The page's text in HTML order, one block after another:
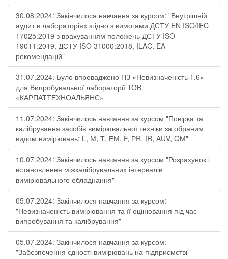
30.08.2024: Закінчилося навчання за курсом: "Внутрішній
аудит в лабораторіях згідно з вимогами ДСТУ EN ISO/IEC
17025:2019 з врахуванням положень ДСТУ ISO
19011:2019, ДСТУ ISO 31000:2018, ILAC, EA -
рекомендацій"
31.07.2024: Було впроваджено ПЗ «Невизначеність 1.6»
для Випробувальної лабораторії ТОВ
«КАРПАТТЕХНОАЛЬЯНС»
11.07.2024: Закінчилось навчання за курсом "Повірка та
калібрування засобів вимірювальної техніки за обраним
видом вимірювань: L, М, Т, ЕМ, F, РR, ІR, АUV, QМ"
10.07.2024: Закінчилось навчання за курсом "Розрахунок і
встановлення міжкалібрувальних інтервалів
вимірювального обладнання"
05.07.2024: Закінчилося навчання за курсом:
"Невизначеність вимірювання та її оцінювання під час
випробування та калібрування"
05.07.2024: Закінчилося навчання за курсом:
"Забезпечення єдності вимірювань на підприємстві"